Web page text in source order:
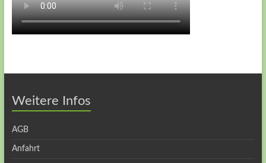
Weitere Infos
AGB
Anfahrt